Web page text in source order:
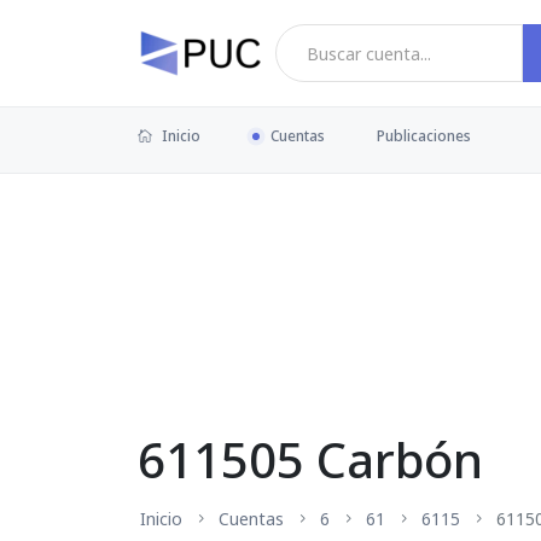
Inicio Cuentas Publicaciones
611505 Carbón
Inicio Cuentas 6 61 6115